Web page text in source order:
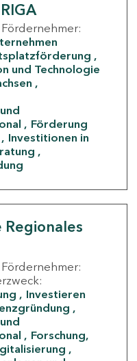
Fördernehmer:
und Technologie
Förderung
Investitionen in
Fördernehmer:
Investieren
Forschung,